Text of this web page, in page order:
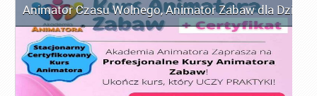
Animator Czasu Wolnego,Animator Zabaw dla Dzieci